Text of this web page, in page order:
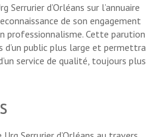
Serrurier d’Orléans sur l’annuaire
de son engagement
professionnalisme. Cette parution
d’un public plus large et permettra
service de qualité, toujours plus